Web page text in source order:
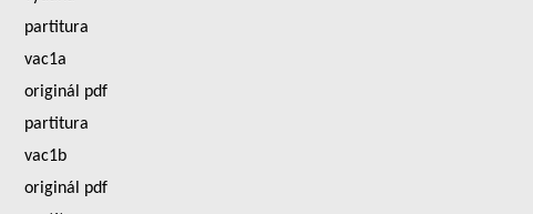
partitura
vac1a
originál pdf
partitura
vac1b
originál pdf